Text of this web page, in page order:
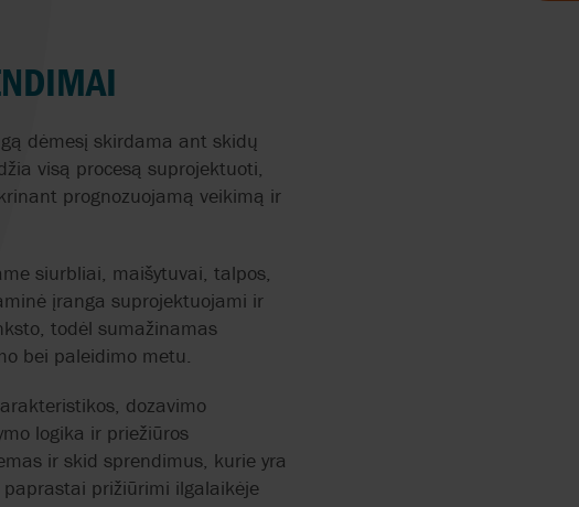
CLEANERS
EKONOMIKA
HIGIENIŠKOJE
APDAILA
dėmesį skirdama ant skidų
visą procesą suprojektuoti,
prognozuojamą veikimą ir
siurbliai, maišytuvai, talpos,
įranga suprojektuojami ir
todėl sumažinamas
bei paleidimo metu.
dozavimo
logika ir priežiūros
ir skid sprendimus, kurie yra
prižiūrimi ilgalaikėje